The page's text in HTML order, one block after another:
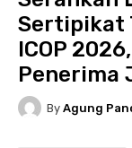
Sertipikat
ICOP
Penerima
By Agung